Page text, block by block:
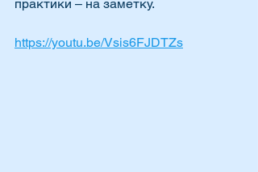
практики – на заметку.
https://youtu.be/Vsis6FJDTZs